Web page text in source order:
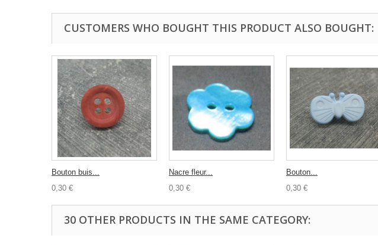
CUSTOMERS WHO BOUGHT THIS PRODUCT ALSO BOUGHT:
Bouton buis...
0,30 €
Nacre fleur...
0,30 €
Bouton...
0,30 €
30 OTHER PRODUCTS IN THE SAME CATEGORY: